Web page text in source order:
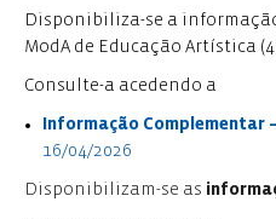
Disponibiliza-se a
ModA de Educação Artística
Consulte-a acedendo a
Informação Complementar
16/04/2026
Disponibilizam-se as